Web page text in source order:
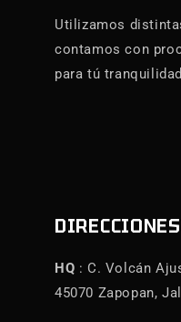
Utilizamos
contamos con
para tú tranquilidad
DIRECCIONES
HQ : C. Volcán
45070 Zapopan,